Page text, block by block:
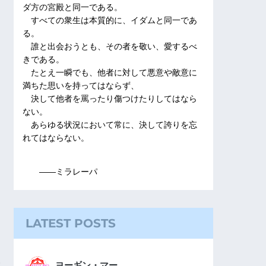
ダ方の宮殿と同一である。
すべての衆生は本質的に、イダムと同一であ
る。
誰と出会おうとも、その者を敬い、愛するべ
きである。
たとえ一瞬でも、他者に対して悪意や敵意に
満ちた思いを持ってはならず、
決して他者を罵ったり傷つけたりしてはなら
ない。
あらゆる状況において常に、決して誇りを忘
れてはならない。
――ミラレーパ
LATEST POSTS